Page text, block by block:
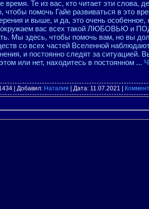
время. Те из вас, кто читает эти слова,
чтобы помочь Гайе развиваться в это
и выше, и да, это очень
окружаем вас всех такой ЛЮБОВЬЮ и
Мы здесь, чтобы помочь вам, но вы
со всех частей Вселенной наблюдают
и постоянно следят за ситуацией.
или нет, находитесь в постоянном ...
| Добавил: Наталия | Дата: 11.07.2021